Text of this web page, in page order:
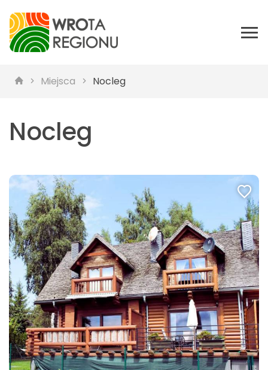
Miejsca Nocleg
Nocleg